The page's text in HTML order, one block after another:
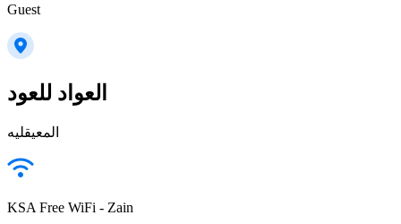
Guest
العواد للعود
المعيقليه
KSA Free WiFi - Zain